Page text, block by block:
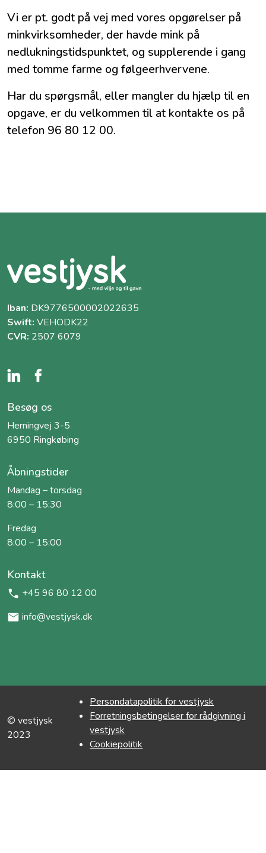
Vi er pt. godt på vej med vores opgørelser på
minkvirksomheder, der havde mink på
nedlukningstidspunktet, og supplerende i gang
med tomme farme og følgeerhvervene.
Har du spørgsmål, eller mangler du hjælp til en
opgave, er du velkommen til at kontakte os på
telefon 96 80 12 00.
Iban: DK9776500002022635
Swift: VEHODK22
CVR: 2507 6079
Besøg os
Herningvej 3-5
6950 Ringkøbing
Åbningstider
Mandag – torsdag
8:00 – 15:30
Fredag
8:00 – 15:00
Kontakt
+45 96 80 12 00
info@vestjysk.dk
© vestjysk
2023
Persondatapolitik for vestjysk
Forretningsbetingelser for rådgivning i
vestjysk
Cookiepolitik